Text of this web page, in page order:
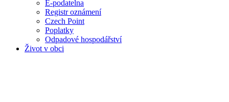
E-podatelna
Registr oznámení
Czech Point
Poplatky
Odpadové hospodářství
Život v obci